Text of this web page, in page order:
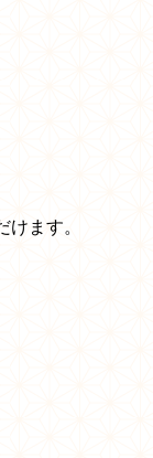
ます。